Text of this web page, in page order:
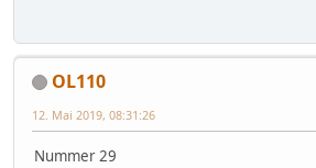
OL110
12. Mai 2019, 08:31:26
Nummer 29